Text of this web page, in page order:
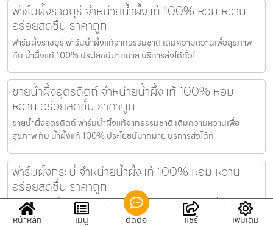
ฟาร์มผึ้งราชบุรี จำหน่ายน้ำผึ้งแท้ 100% หอม หวาน
อร่อยสดชื่น ราคาถูก
ฟาร์มผึ้งราชบุรี ฟาร์มน้ำผึ้งแท้จากธรรมชาติ เติมความหวานเพื่อสุขภาพ
กับ น้ำผึ้งแท้ 100% ประโยชน์มากมาย บริการส่งได้ทั่วไ
ขายน้ำผึ้งอุตรดิตถ์ จำหน่ายน้ำผึ้งแท้ 100% หอม
หวาน อร่อยสดชื่น ราคาถูก
ขายน้ำผึ้งอุตรดิตถ์ ฟาร์มน้ำผึ้งแท้จากธรรมชาติ เติมความหวานเพื่อ
สุขภาพ กับ น้ำผึ้งแท้ 100% ประโยชน์มากมาย บริการส่งได้ทั
ฟาร์มผึ้งกระบี่ จำหน่ายน้ำผึ้งแท้ 100% หอม หวาน
อร่อยสดชื่น ราคาถูก
ฟาร์มผึ้งกระบี่ ฟาร์มน้ำผึ้งแท้จากธรรมชาติ เติมความหวานเพื่อสุขภาพ กับ
น้ำผึ้งแท้ 100% ประโยชน์มากมาย บริการส่งได้ทั่วไท
หน้าหลัก เมนู ติดต่อ แชร์ เพิ่มเติม